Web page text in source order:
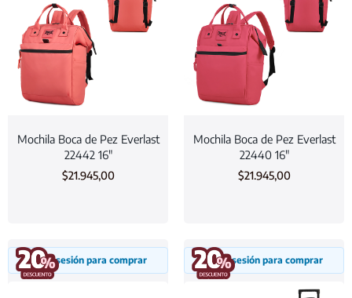
Mochila Boca de Pez Everlast
22442 16″
$21.945,00
Mochila Boca de Pez Everlast
22440 16″
$21.945,00
Inicia sesión para comprar Inicia sesión para comprar